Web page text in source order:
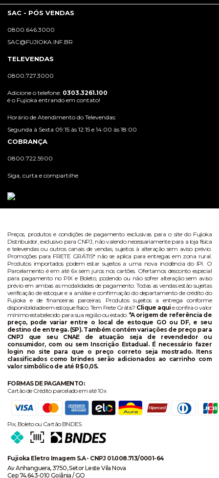
SAC - PÓS VENDAS
0800.646.3000
SAC@FUJIOKA.INF.BR
TELEVENDAS
0800.727.3000
Adicione o telefone: 0303.3261.100
é o Fujioka entrando em contato!
Horário de Atendimento do Televendas:
Segunda à Sexta 09:15 às 12:15 e 14:00 às 18:00
COBRANÇA
0800.722.5900
Siga, curta e compartilhe
Preços, produtos e condições de pagamento exclusivas para o site do Fujioka
Distribuidor, exclusivo para CNPJ, não valendo necessariamente para a loja física
e televendas ou outros canais de vendas, sujeitos à alteração sem aviso prévio.
Promoções para FRETE GRÁTIS* não se aplica para entregas em zona rural.
Produtos importados podem estar sujeitos a uma nova incidência do IPI. O
Parcelamento é em até 6x sem juros nos cartões. Ofertamos desconto especial
para pagamento no PIX e Boleto, podendo ou não sofrer alteração sem aviso
prévio em ambas as modalidades de pagamento. Todas as vendas estão sujeitas
verificação de estoque e a análise e confirmação do departamento de crédito do
Fujioka e de financeiras parceiras. Produtos sujeitos a entrega conforme
disponibilidade em estoque físico. Tem Frete Grátis? Clique aqui e confira o valor
mínimo estabelecido para sua região ou estado. *A origem de referência de
preço, pode variar entre o local de estoque GO ou DF, e seu
destino de entrega. (SP). Também contém variações de preço para
CNPJ que seu CNAE de atuação seja de revendedor ou
consumidor, com ou sem Inscrição Estadual. É necessário fazer
login no site para que o preço correto seja mostrado. Itens
classificados como brindes serão adicionados ao carrinho com
valor simbólico de até R$ 0,05.
FORMAS DE PAGAMENTO:
Cartão de Crédito parcelado em até 10x
Pix, Boleto ou Cartão BNDES
Fujioka Eletro Imagem S.A - CNPJ 01.008.713/0001-64
Av Anhanguera, 3750, Setor Leste Vila Nova
Cep 74.643-010 Goiânia / GO